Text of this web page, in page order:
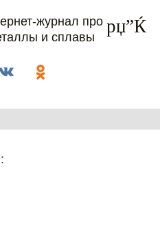
журнал про
и сплавы